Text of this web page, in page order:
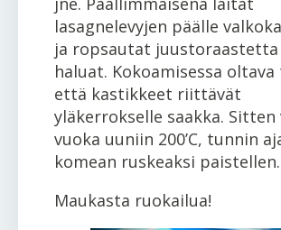
lasagnelevyjen päälle
ja ropsautat juustoraastetta
haluat. Kokoamisessa
että kastikkeet riittävät
yläkerrokselle saakka. Sitten
vuoka uuniin 200’C, tunnin
komean ruskeaksi paistellen.
Maukasta ruokailua!